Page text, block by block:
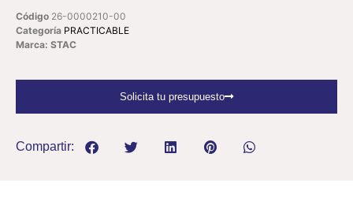
Código 26-0000210-00
Categoría PRACTICABLE
Marca: STAC
Solicita tu presupuesto
Compartir: